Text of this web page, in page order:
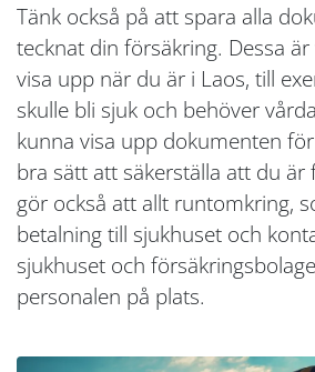
Tänk också på att spara alla
tecknat din försäkring. Dessa
visa upp när du är i Laos, till
skulle bli sjuk och behöver
kunna visa upp dokumenten
bra sätt att säkerställa att du
gör också att allt runtomkring,
betalning till sjukhuset och
sjukhuset och
personalen på plats.